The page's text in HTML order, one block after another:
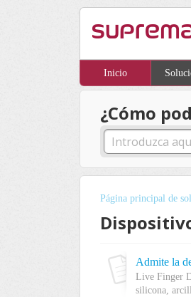
Inicio
¿Cómo
Página principal de
Admite la
Live Finger
silicona,